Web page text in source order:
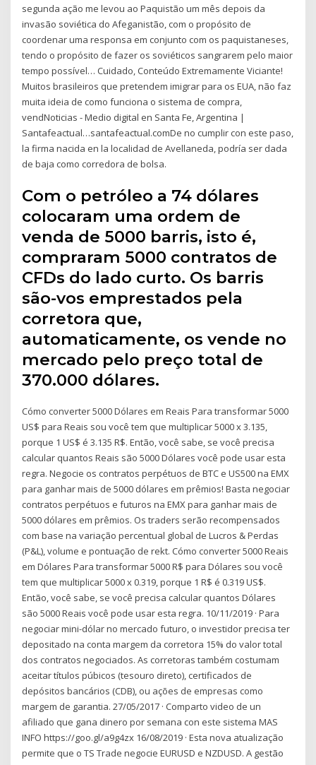
segunda ação me levou ao Paquistão um mês depois da
invasão soviética do Afeganistão, com o propósito de
coordenar uma responsa em conjunto com os paquistaneses,
tendo o propósito de fazer os soviéticos sangrarem pelo maior
tempo possível… Cuidado, Conteúdo Extremamente Viciante!
Muitos brasileiros que pretendem imigrar para os EUA, não faz
muita ideia de como funciona o sistema de compra,
vendNoticias - Medio digital en Santa Fe, Argentina |
Santafeactual…santafeactual.comDe no cumplir con este paso,
la firma nacida en la localidad de Avellaneda, podría ser dada
de baja como corredora de bolsa.
Com o petróleo a 74 dólares
colocaram uma ordem de
venda de 5000 barris, isto é,
compraram 5000 contratos de
CFDs do lado curto. Os barris
são-vos emprestados pela
corretora que,
automaticamente, os vende no
mercado pelo preço total de
370.000 dólares.
Cómo converter 5000 Dólares em Reais Para transformar 5000
US$ para Reais sou você tem que multiplicar 5000 x 3.135,
porque 1 US$ é 3.135 R$. Então, você sabe, se você precisa
calcular quantos Reais são 5000 Dólares você pode usar esta
regra. Negocie os contratos perpétuos de BTC e US500 na EMX
para ganhar mais de 5000 dólares em prêmios! Basta negociar
contratos perpétuos e futuros na EMX para ganhar mais de
5000 dólares em prêmios. Os traders serão recompensados
com base na variação percentual global de Lucros & Perdas
(P&L), volume e pontuação de rekt. Cómo converter 5000 Reais
em Dólares Para transformar 5000 R$ para Dólares sou você
tem que multiplicar 5000 x 0.319, porque 1 R$ é 0.319 US$.
Então, você sabe, se você precisa calcular quantos Dólares
são 5000 Reais você pode usar esta regra. 10/11/2019 · Para
negociar mini-dólar no mercado futuro, o investidor precisa ter
depositado na conta margem da corretora 15% do valor total
dos contratos negociados. As corretoras também costumam
aceitar títulos púbicos (tesouro direto), certificados de
depósitos bancários (CDB), ou ações de empresas como
margem de garantia. 27/05/2017 · Comparto video de un
afiliado que gana dinero por semana con este sistema MAS
INFO https://goo.gl/a9g4zx 16/08/2019 · Esta nova atualização
permite que o TS Trade negocie EURUSD e NZDUSD. A gestão